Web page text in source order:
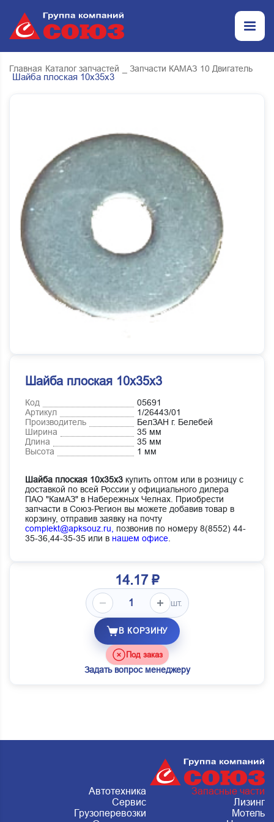
Главная Каталог запчастей _ Запчасти КАМАЗ 10 Двигатель
Шайба плоская 10х35х3
Шайба плоская 10х35х3
Код
05691
Артикул
1/26443/01
Производитель
БелЗАН г. Белебей
Ширина
35 мм
Длина
35 мм
Высота
1 мм
Шайба плоская 10х35х3 купить оптом или в розницу с
доставкой по всей России у официального дилера
ПАО "КамАЗ" в Набережных Челнах. Приобрести
запчасти в Союз-Регион вы можете добавив товар в
корзину, отправив заявку на почту
complekt@apksouz.ru, позвонив по номеру 8(8552) 44-
35-36,44-35-35 или в нашем офисе.
14.17 ₽
шт.
В КОРЗИНУ
Под заказ
Задать вопрос менеджеру
Автотехника
Запасные части
Сервис
Лизинг
Грузоперевозки
Мотель